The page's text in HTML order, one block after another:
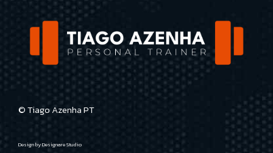
© Tiago Azenha PT
Design byDesignare Studio